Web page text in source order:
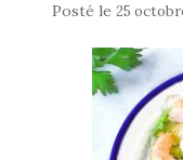
Posté le 25